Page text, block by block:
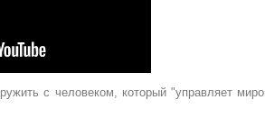
с человеком, который "управляет